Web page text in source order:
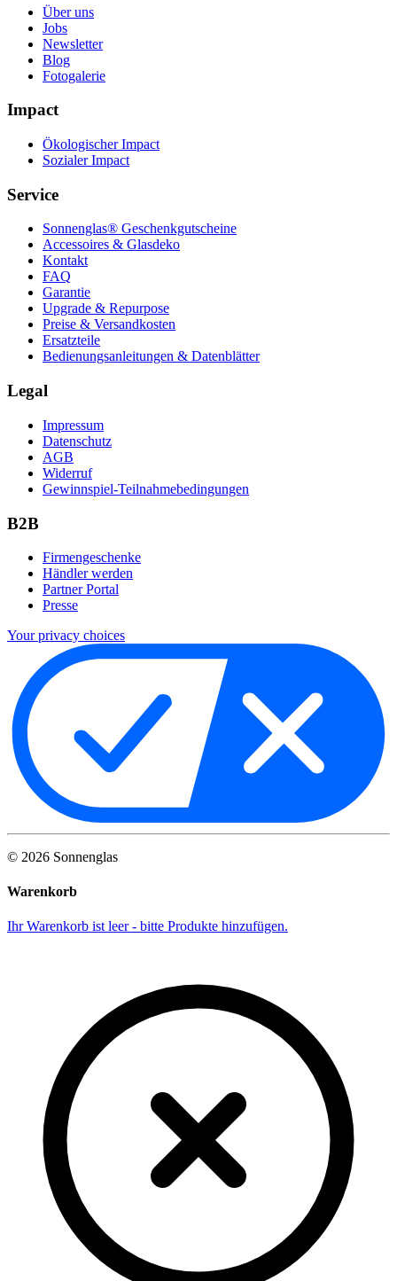
Über uns
Jobs
Newsletter
Blog
Fotogalerie
Impact
Ökologischer Impact
Sozialer Impact
Service
Sonnenglas® Geschenkgutscheine
Accessoires & Glasdeko
Kontakt
FAQ
Garantie
Upgrade & Repurpose
Preise & Versandkosten
Ersatzteile
Bedienungsanleitungen & Datenblätter
Legal
Impressum
Datenschutz
AGB
Widerruf
Gewinnspiel-Teilnahmebedingungen
B2B
Firmengeschenke
Händler werden
Partner Portal
Presse
Your privacy choices
© 2026 Sonnenglas
Warenkorb
Ihr Warenkorb ist leer - bitte Produkte hinzufügen.